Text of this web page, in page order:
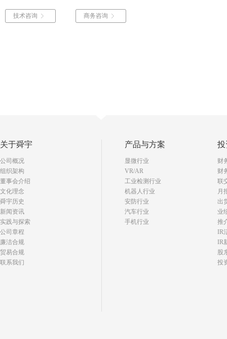
技术咨询 商务咨询
关于舜宇
公司概况
组织架构
董事会介绍
文化理念
舜宇历史
新闻资讯
实践与探索
公司章程
廉洁合规
贸易合规
联系我们
产品与方案
显微行业
VR/AR
工业检测行业
机器人行业
安防行业
汽车行业
手机行业
投
财
财
联
月
出
业
推
IR
IR
股
投